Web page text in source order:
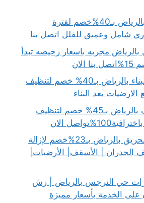
شركة تنظيف فلل بالرياض بـ40%خصم لفترة
شامل وعميق للفلل اتصل بنا
مجربه باسعار رخيصه تبدأ
شركة تنظيف بعد البناء بالرياض بـ40% خصم لتنظيف
بعد البناء
افضل شركة تنظيف بالرياض بـ45% خصم لتنظيف
الان
شركة تنظيف بعد الحريق بالرياض بـ23%خصم لإزالة
تنظيف الجدران | الأسقف| الأرضيات|
حي النرجس بالرياض | رش
الخدمة بأسعار مميزة